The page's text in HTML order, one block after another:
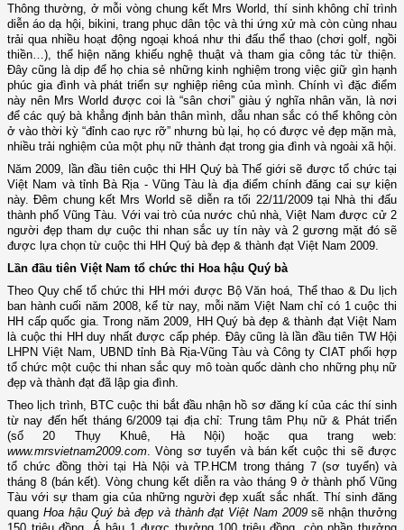
Thông thường, ở mỗi vòng chung kết Mrs World, thí sinh không chỉ trình
diễn áo dạ hội, bikini, trang phục dân tộc và thi ứng xử mà còn cùng nhau
trải qua nhiều hoạt động ngoại khoá như thi đấu thể thao (chơi golf, ngồi
thiền…), thể hiện năng khiếu nghệ thuật và tham gia công tác từ thiện.
Đây cũng là dịp để họ chia sẻ những kinh nghiệm trong việc giữ gìn hạnh
phúc gia đình và phát triển sự nghiệp riêng của mình. Chính vì đặc điểm
này nên Mrs World được coi là “sân chơi” giàu ý nghĩa nhân văn, là nơi
để các quý bà khẳng định bản thân mình, dẫu nhan sắc có thể không còn
ở vào thời kỳ “đỉnh cao rực rỡ” nhưng bù lại, họ có được vẻ đẹp mặn mà,
nhiều trải nghiệm của một phụ nữ thành đạt trong gia đình và ngoài xã hội.
Năm 2009, lần đầu tiên cuộc thi HH Quý bà Thế giới sẽ được tổ chức tại
Việt Nam và tỉnh Bà Rịa - Vũng Tàu là địa điểm chính đăng cai sự kiện
này. Đêm chung kết Mrs World sẽ diễn ra tối 22/11/2009 tại Nhà thi đấu
thành phố Vũng Tàu. Với vai trò của nước chủ nhà, Việt Nam được cử 2
người đẹp tham dự cuộc thi nhan sắc uy tín này và 2 gương mặt đó sẽ
được lựa chọn từ cuộc thi HH Quý bà đẹp & thành đạt Việt Nam 2009.
Lần đầu tiên Việt Nam tổ chức thi Hoa hậu Quý bà
Theo Quy chế tổ chức thi HH mới được Bộ Văn hoá, Thể thao & Du lịch
ban hành cuối năm 2008, kể từ nay, mỗi năm Việt Nam chỉ có 1 cuộc thi
HH cấp quốc gia. Trong năm 2009, HH Quý bà đẹp & thành đạt Việt Nam
là cuộc thi HH duy nhất được cấp phép. Đây cũng là lần đầu tiên TW Hội
LHPN Việt Nam, UBND tỉnh Bà Rịa-Vũng Tàu và Công ty CIAT phối hợp
tổ chức một cuộc thi nhan sắc quy mô toàn quốc dành cho những phụ nữ
đẹp và thành đạt đã lập gia đình.
Theo lịch trình, BTC cuộc thi bắt đầu nhận hồ sơ đăng kí của các thí sinh
từ nay đến hết tháng 6/2009 tại địa chỉ: Trung tâm Phụ nữ & Phát triển
(số 20 Thụy Khuê, Hà Nội) hoặc qua trang web:
www.mrsvietnam2009.com . Vòng sơ tuyển và bán kết cuộc thi sẽ được
tổ chức đồng thời tại Hà Nội và TP.HCM trong tháng 7 (sơ tuyển) và
tháng 8 (bán kết). Vòng chung kết diễn ra vào tháng 9 ở thành phố Vũng
Tàu với sự tham gia của những người đẹp xuất sắc nhất. Thí sinh đăng
quang Hoa hậu Quý bà đẹp và thành đạt Việt Nam 2009sẽ nhận thưởng